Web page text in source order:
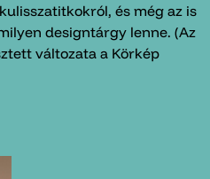
és még az is
designtárgy lenne. (Az
változata a Körkép